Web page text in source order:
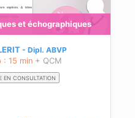
et échographiques
Dipl. ABVP
: 15 min + QCM
EN CONSULTATION